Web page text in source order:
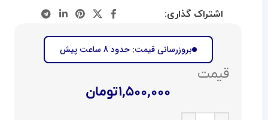
بروزرسانی قیمت: حدود 8 ساعت پیش
قیمت
1,500,000تومان
اشتراک گذاری: